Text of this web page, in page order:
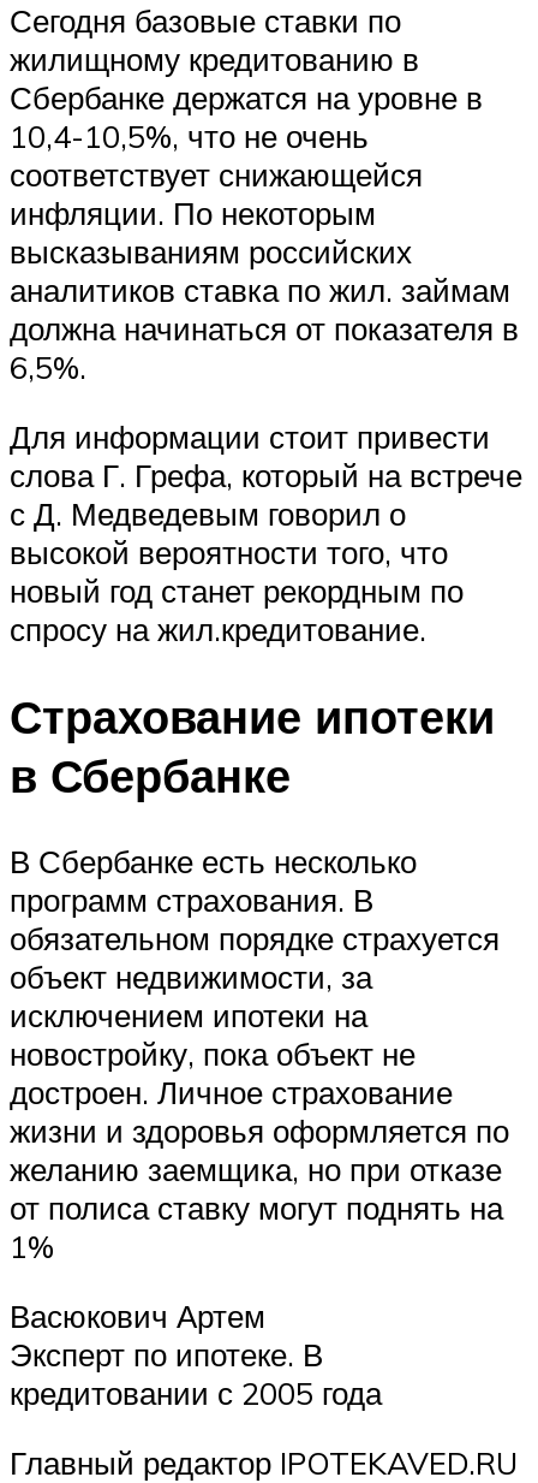
Сегодня базовые ставки по
жилищному кредитованию в
Сбербанке держатся на уровне в
10,4-10,5%, что не очень
соответствует снижающейся
инфляции. По некоторым
высказываниям российских
аналитиков ставка по жил. займам
должна начинаться от показателя в
6,5%.
Для информации стоит привести
слова Г. Грефа, который на встрече
с Д. Медведевым говорил о
высокой вероятности того, что
новый год станет рекордным по
спросу на жил.кредитование.
Страхование ипотеки
в Сбербанке
В Сбербанке есть несколько
программ страхования. В
обязательном порядке страхуется
объект недвижимости, за
исключением ипотеки на
новостройку, пока объект не
достроен. Личное страхование
жизни и здоровья оформляется по
желанию заемщика, но при отказе
от полиса ставку могут поднять на
1%
Васюкович Артем
Эксперт по ипотеке. В
кредитовании с 2005 года
Главный редактор IPOTEKAVED.RU